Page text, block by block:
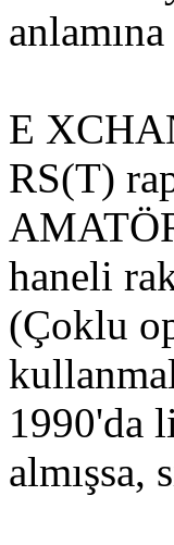
E
RS(T)
haneli
(Çoklu
1990'da
almışsa,